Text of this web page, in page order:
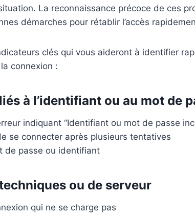
La reconnaissance précoce de ces
démarches pour rétablir l’accès
clés qui vous aideront à identifier
connexion :
à l’identifiant ou au mot de
indiquant “Identifiant ou mot de passe
se connecter après plusieurs tentatives
de passe ou identifiant
ou de serveur
qui ne se charge pas